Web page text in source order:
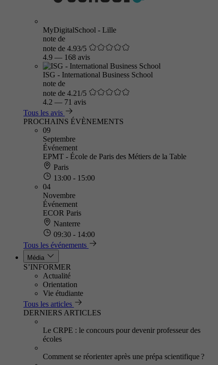
MyDigitalSchool - Lille
note de
note de 4.93/5
4.9 — 168 avis
ISG - International Business School
note de
note de 4.21/5
4.2 — 71 avis
Tous les avis
PROCHAINS ÉVÈNEMENTS
09
Septembre
Événement
EPMT - École de Paris des Métiers de la Table
Paris
13:00 - 15:00
04
Novembre
Événement
ECOR Paris
Nanterre
09:30 - 14:00
Tous les événements
Média
S’INFORMER
Actualité
Orientation
Vie étudiante
Tous les articles
DERNIERS ARTICLES
Le CRPE : le concours pour devenir professeur des
écoles
Comment se réorienter après une prépa scientifique ?